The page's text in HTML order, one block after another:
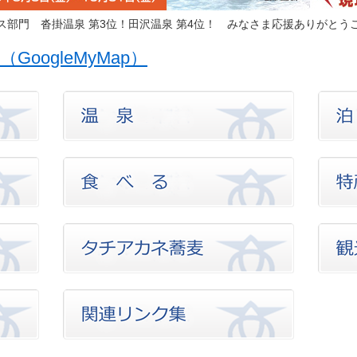
部門 沓掛温泉 第3位！ 田沢温泉 第4位！ みなさま応援ありがとう
GoogleMyMap）